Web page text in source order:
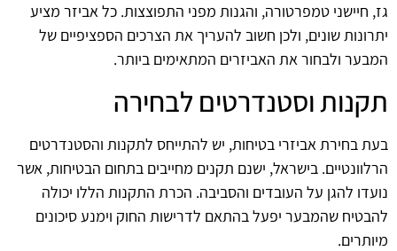
גז, חיישני טמפרטורה, והגנות מפני התפוצצות. כל אביזר מציע
יתרונות שונים, ולכן חשוב להעריך את הצרכים הספציפיים של
המבער ולבחור את האביזרים המתאימים ביותר.
תקנות וסטנדרטים לבחירה
בעת בחירת אביזרי בטיחות, יש להתייחס לתקנות והסטנדרטים
הרלוונטיים. בישראל, ישנם תקנים מחייבים בתחום הבטיחות, אשר
נועדו להגן על העובדים והסביבה. הכרת התקנות הללו יכולה
להבטיח שהמבער יפעל בהתאם לדרישות החוק וימנע סיכונים
מיותרים.